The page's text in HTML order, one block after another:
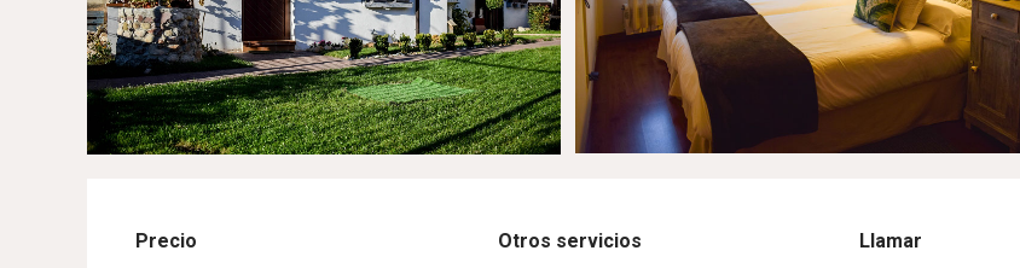
Precio
Otros servicios
Llamar